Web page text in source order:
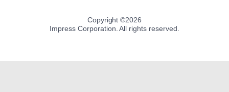
Copyright ©2026
Impress Corporation. All rights reserved.